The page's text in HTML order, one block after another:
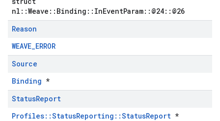
nl::Weave::Binding::InEventParam::@24::@26
Reason
WEAVE_ERROR
Source
Binding *
StatusReport
Profiles::StatusReporting::StatusReport *